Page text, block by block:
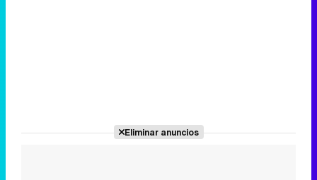
Eliminar anuncios